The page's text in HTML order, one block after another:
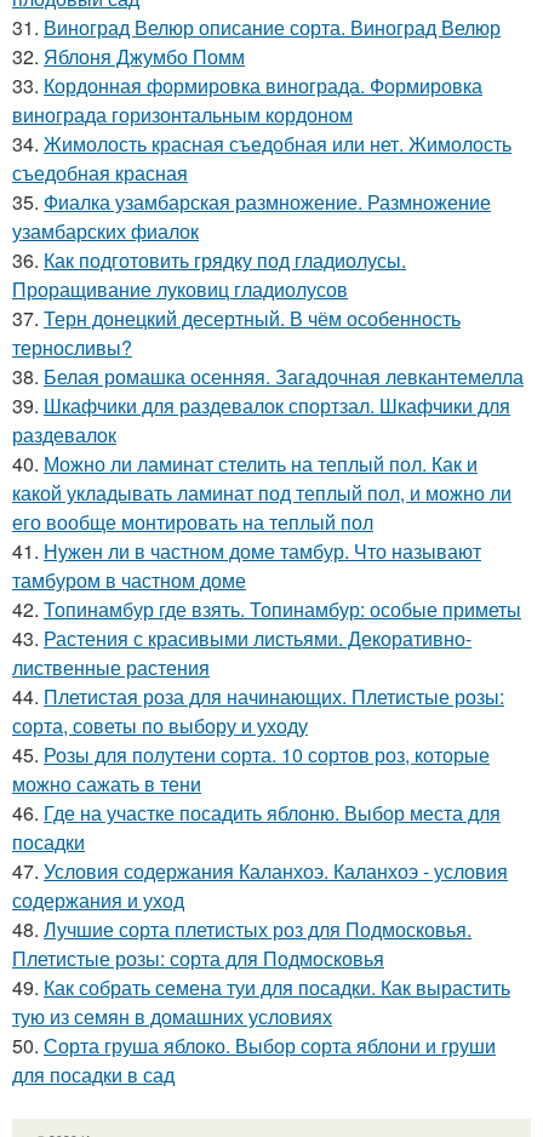
31. Виноград Велюр описание сорта. Виноград Велюр
32. Яблоня Джумбо Помм
33. Кордонная формировка винограда. Формировка
винограда горизонтальным кордоном
34. Жимолость красная съедобная или нет. Жимолость
съедобная красная
35. Фиалка узамбарская размножение. Размножение
узамбарских фиалок
36. Как подготовить грядку под гладиолусы.
Проращивание луковиц гладиолусов
37. Терн донецкий десертный. В чём особенность
терносливы?
38. Белая ромашка осенняя. Загадочная левкантемелла
39. Шкафчики для раздевалок спортзал. Шкафчики для
раздевалок
40. Можно ли ламинат стелить на теплый пол. Как и
какой укладывать ламинат под теплый пол, и можно ли
его вообще монтировать на теплый пол
41. Нужен ли в частном доме тамбур. Что называют
тамбуром в частном доме
42. Топинамбур где взять. Топинамбур: особые приметы
43. Растения с красивыми листьями. Декоративно-
лиственные растения
44. Плетистая роза для начинающих. Плетистые розы:
сорта, советы по выбору и уходу
45. Розы для полутени сорта. 10 сортов роз, которые
можно сажать в тени
46. Где на участке посадить яблоню. Выбор места для
посадки
47. Условия содержания Каланхоэ. Каланхоэ - условия
содержания и уход
48. Лучшие сорта плетистых роз для Подмосковья.
Плетистые розы: сорта для Подмосковья
49. Как собрать семена туи для посадки. Как вырастить
тую из семян в домашних условиях
50. Сорта груша яблоко. Выбор сорта яблони и груши
для посадки в сад